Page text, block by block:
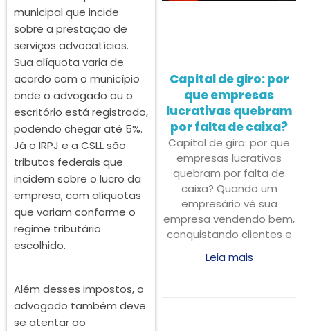
municipal que incide
sobre a prestação de
serviços advocatícios.
Sua alíquota varia de
acordo com o município
onde o advogado ou o
escritório está registrado,
podendo chegar até 5%.
Já o IRPJ e a CSLL são
tributos federais que
incidem sobre o lucro da
empresa, com alíquotas
que variam conforme o
regime tributário
escolhido.
Além desses impostos, o
advogado também deve
se atentar ao
Capital de giro: por
que empresas
lucrativas quebram
por falta de caixa?
Capital de giro: por que
empresas lucrativas
quebram por falta de
caixa? Quando um
empresário vê sua
empresa vendendo bem,
conquistando clientes e
Leia mais